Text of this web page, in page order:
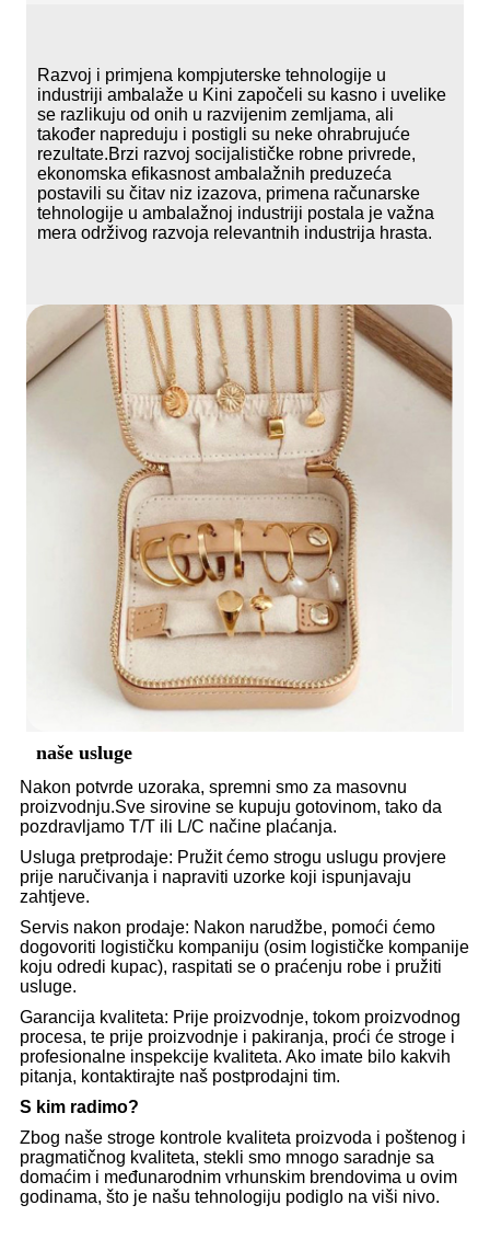
Razvoj i primjena kompjuterske tehnologije u
industriji ambalaže u Kini započeli su kasno i uvelike
se razlikuju od onih u razvijenim zemljama, ali
također napreduju i postigli su neke ohrabrujuće
rezultate.Brzi razvoj socijalističke robne privrede,
ekonomska efikasnost ambalažnih preduzeća
postavili su čitav niz izazova, primena računarske
tehnologije u ambalažnoj industriji postala je važna
mera održivog razvoja relevantnih industrija hrasta.
naše usluge
Nakon potvrde uzoraka, spremni smo za masovnu
proizvodnju.Sve sirovine se kupuju gotovinom, tako da
pozdravljamo T/T ili L/C načine plaćanja.
Usluga pretprodaje: Pružit ćemo strogu uslugu provjere
prije naručivanja i napraviti uzorke koji ispunjavaju
zahtjeve.
Servis nakon prodaje: Nakon narudžbe, pomoći ćemo
dogovoriti logističku kompaniju (osim logističke kompanije
koju odredi kupac), raspitati se o praćenju robe i pružiti
usluge.
Garancija kvaliteta: Prije proizvodnje, tokom proizvodnog
procesa, te prije proizvodnje i pakiranja, proći će stroge i
profesionalne inspekcije kvaliteta. Ako imate bilo kakvih
pitanja, kontaktirajte naš postprodajni tim.
S kim radimo?
Zbog naše stroge kontrole kvaliteta proizvoda i poštenog i
pragmatičnog kvaliteta, stekli smo mnogo saradnje sa
domaćim i međunarodnim vrhunskim brendovima u ovim
godinama, što je našu tehnologiju podiglo na viši nivo.